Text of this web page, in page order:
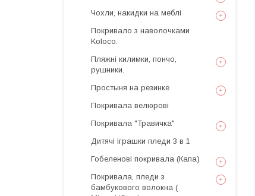
Чохли, накидки на меблі
Покривало з наволочками
Koloco.
Пляжні килимки, пончо,
рушники.
Простыня на резинке
Покривала велюрові
Покривала "Травичка"
Дитячі іграшки пледи 3 в 1
Гобеленові покривала (Капа)
Покривала, пледи з
бамбукового волокна (